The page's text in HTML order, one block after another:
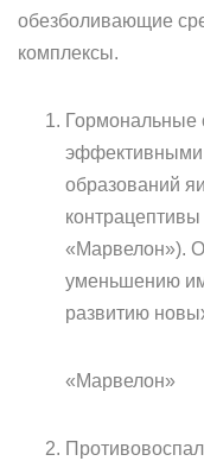
обезболивающие
комплексы.
Гормональные
эффективными
образований
«Марвелон»).
уменьшению
развитию
«Марвелон»